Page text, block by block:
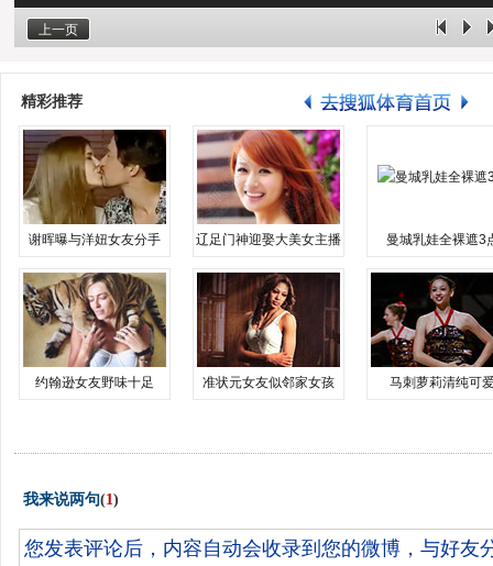
上一页
精彩推荐
谢晖曝与洋妞女友分手 辽足门神迎娶大美女主播 曼城乳娃全裸遮3
约翰逊女友野味十足 准状元女友似邻家女孩 马刺萝莉清纯可
我来说两句(1)